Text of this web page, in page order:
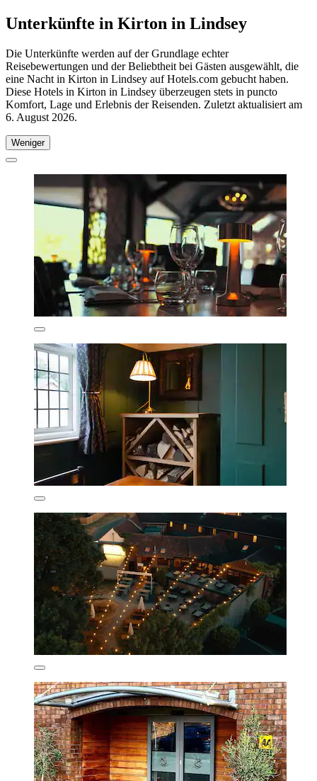
Unterkünfte in Kirton in Lindsey
Die Unterkünfte werden auf der Grundlage echter
Reisebewertungen und der Beliebtheit bei Gästen ausgewählt, die
eine Nacht in Kirton in Lindsey auf Hotels.com gebucht haben.
Diese Hotels in Kirton in Lindsey überzeugen stets in puncto
Komfort, Lage und Erlebnis der Reisenden. Zuletzt aktualisiert am
6. August 2026.
Weniger